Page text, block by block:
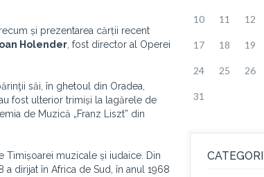
și prezentarea cărții recent
Ioan Holender , fost director al Operei
săi, în ghetoul din Oradea,
fost ulterior trimiși la lagărele de
de Muzică „Franz Liszt” din
Timișoarei muzicale și iudaice. Din
a dirijat în Africa de Sud, în anul 1968
10 11 12
17 18 19
24 25 26
31